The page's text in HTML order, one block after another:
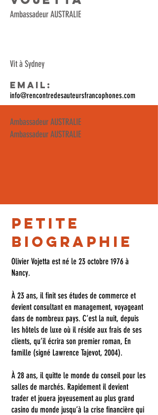
Ambassadeur AUSTRALIE
Vit à Sydney
Email:
info@rencontredesauteursfrancophones.com
Ambassadeur AUSTRALIE
Ambassadeur AUSTRALIE
Petite
biographie
Olivier Vojetta est né le 23 octobre 1976 à
Nancy.
À 23 ans, il finit ses études de commerce et
devient consultant en management, voyageant
dans de nombreux pays. C’est la nuit, depuis
les hôtels de luxe où il réside aux frais de ses
clients, qu’il écrira son premier roman, En
famille (signé Lawrence Tajevot, 2004).
À 28 ans, il quitte le monde du conseil pour les
salles de marchés. Rapidement il devient
trader et jouera joyeusement au plus grand
casino du monde jusqu’à la crise financière qui